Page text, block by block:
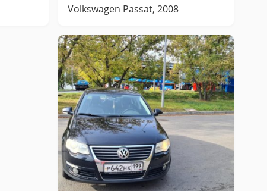
Volkswagen Passat, 2008